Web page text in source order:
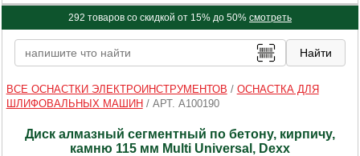
292 товаров со скидкой от 15% до 50% смотреть
ВСЕ ОСНАСТКИ ЭЛЕКТРОИНСТРУМЕНТОВ / ОСНАСТКА ДЛЯ
ШЛИФОВАЛЬНЫХ МАШИН / АРТ. A100190
Диск алмазный сегментный по бетону, кирпичу,
камню 115 мм Multi Universal, Dexx